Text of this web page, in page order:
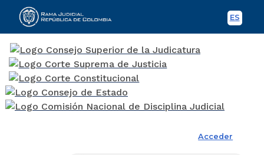
ES
Acceder